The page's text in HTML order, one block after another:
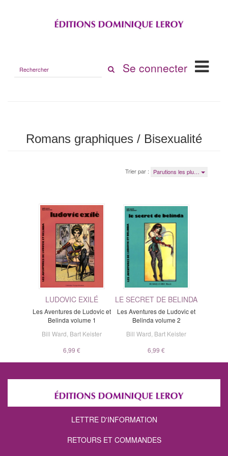
le
Se connecter
Romans graphiques / Bisexualité
Trier par : Parutions les plu…
LUDOVIC EXILÉ
Les Aventures de Ludovic et
Belinda volume 1
Bill Ward Bart Keister
6,99 €
LE SECRET DE BELINDA
Les Aventures de Ludovic et
Belinda volume 2
Bill Ward Bart Keister
6,99 €
LETTRE D'INFORMATION
RETOURS ET COMMANDES